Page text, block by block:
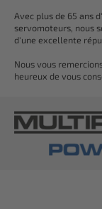
Avec plus de 65 ans
servomoteurs, nous
d'une excellente
Nous vous
heureux de vous